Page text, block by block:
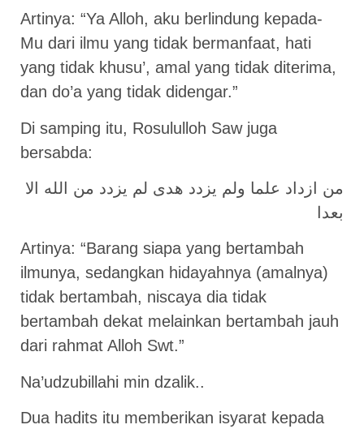
Artinya: “Ya Alloh, aku berlindung kepada-
Mu dari ilmu yang tidak bermanfaat, hati
yang tidak khusu’, amal yang tidak diterima,
dan do’a yang tidak didengar.”
Di samping itu, Rosululloh Saw juga
bersabda:
من ازداد علما ولم يزدد هدى لم يزدد من الله الا
بعدا
Artinya: “Barang siapa yang bertambah
ilmunya, sedangkan hidayahnya (amalnya)
tidak bertambah, niscaya dia tidak
bertambah dekat melainkan bertambah jauh
dari rahmat Alloh Swt.”
Na’udzubillahi min dzalik..
Dua hadits itu memberikan isyarat kepada